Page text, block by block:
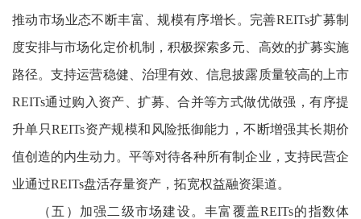
推动市场业态不断丰富、规模有序增长。完善REITs扩募制
度安排与市场化定价机制，积极探索多元、高效的扩募实施
路径。支持运营稳健、治理有效、信息披露质量较高的上市
REITs通过购入资产、扩募、合并等方式做优做强，有序提
升单只REITs资产规模和风险抵御能力，不断增强其长期价
值创造的内生动力。平等对待各种所有制企业，支持民营企
业通过REITs盘活存量资产，拓宽权益融资渠道。
（五）加强二级市场建设。丰富覆盖REITs的指数体